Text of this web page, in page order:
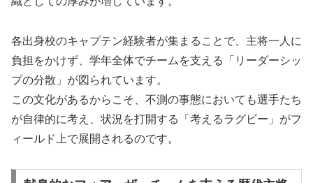
各出身校のキャプテン経験者が集まることで、主将一人に
負担をかけず、学年全体でチームを支える「リーダーシッ
プの分散」が図られています。
この文化があるからこそ、不測の事態においても選手たち
が自律的に考え、状況を打開する「考えるラグビー」がフ
ィールド上で展開されるのです。